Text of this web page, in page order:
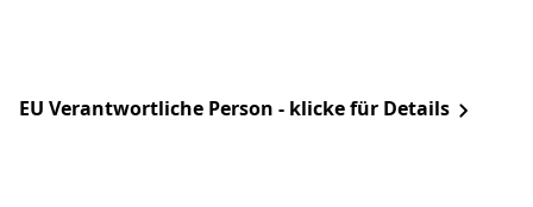
EU Verantwortliche Person - klicke für Details